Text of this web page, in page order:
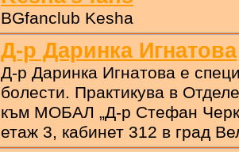
BGfanclub Kesha
Д-р Даринка Игнатова
Д-р Даринка Игнатова е
болести. Практикува в
към МОБАЛ „Д-р Стефан
етаж 3, кабинет 312 в град